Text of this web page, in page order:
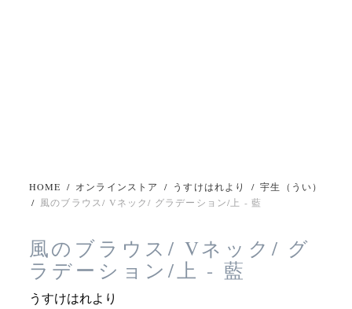
HOME / オンラインストア / うすけはれより / 宇生（うい）
/ 風のブラウス/ Vネック/ グラデーション/上 - 藍
風のブラウス/ Vネック/ グ
ラデーション/上 - 藍
うすけはれより